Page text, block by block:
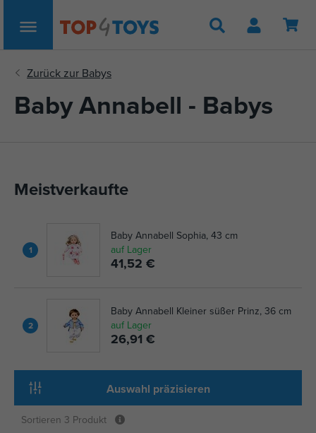
Suche
Baby Annabell - Babys
Meistverkaufte
1
Baby Annabell Sophia, 43 cm
auf Lager
41,52 €
2
Baby Annabell Kleiner süßer Prinz, 36 cm
auf Lager
26,91 €
Auswahl präzisieren
Sortieren 3 Produkt